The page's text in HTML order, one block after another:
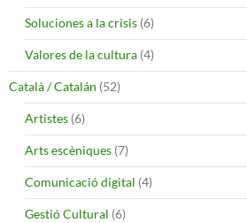
Soluciones a la crisis (6)
Valores de la cultura (4)
Català / Catalán (52)
Artistes (6)
Arts escèniques (7)
Comunicació digital (4)
Gestió Cultural (6)